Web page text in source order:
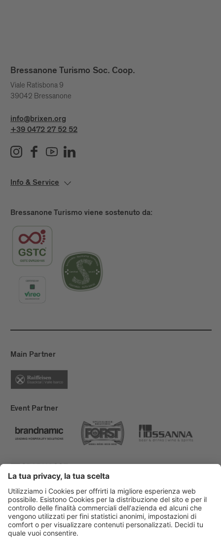
Bressanone Turismo Soc. Coop.
Viale Ratisbona 9
39042 Bressanone
info@brixen.org
+39 0472 27 52 52
Info & Service
Bressanone Turismo viene sostenuto da:
Main Partner
Event Partner
Bressanone Turismo
Privacy
Note legali
Finanziamenti
Mappa del sito